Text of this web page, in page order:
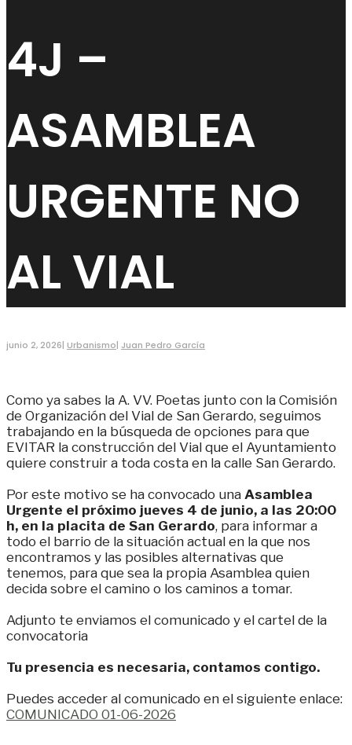
4J –
ASAMBLEA
URGENTE NO
AL VIAL
junio 2, 2026| Urbanismo| Juan Pedro García
Como ya sabes la A. VV. Poetas junto con la Comisión
de Organización del Vial de San Gerardo, seguimos
trabajando en la búsqueda de opciones para que
EVITAR la construcción del Vial que el Ayuntamiento
quiere construir a toda costa en la calle San Gerardo.
Por este motivo se ha convocado una Asamblea
Urgente el próximo jueves 4 de junio, a las 20:00
h, en la placita de San Gerardo, para informar a
todo el barrio de la situación actual en la que nos
encontramos y las posibles alternativas que
tenemos, para que sea la propia Asamblea quien
decida sobre el camino o los caminos a tomar.
Adjunto te enviamos el comunicado y el cartel de la
convocatoria
Tu presencia es necesaria, contamos contigo.
Puedes acceder al comunicado en el siguiente enlace:
COMUNICADO 01-06-2026